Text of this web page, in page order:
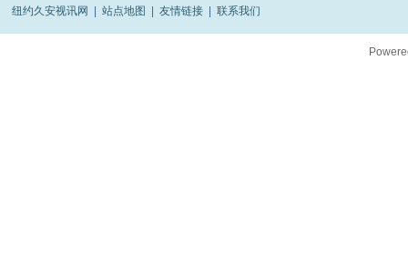
纽约久安视讯网 站点地图 友情链接 联系我们